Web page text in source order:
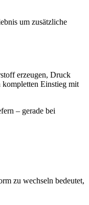
um zusätzliche
erzeugen, Druck
kompletten Einstieg mit
– gerade bei
zu wechseln bedeutet,